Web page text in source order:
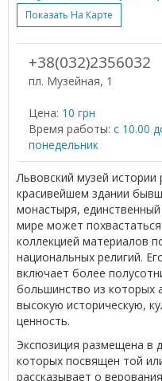
Показать На Карте
+38(032)2356032
пл. Музейная, 1
Цена: 10 грн
Время работы: с 10.00
понедельник
Львовский музей
красивейшем здании
монастыря,
мире может
коллекцией материалов
национальных религий.
включает более
большинство из которых
высокую историческую,
ценность.
Экспозиция размещена в
которых посвящен той
рассказывает о